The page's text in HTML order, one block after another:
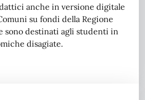
anche in versione digitale
su fondi della Regione
sono destinati agli studenti in
disagiate.